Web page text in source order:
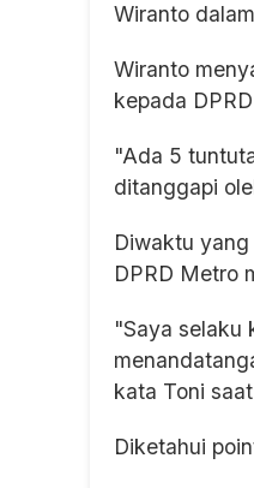
Wiranto
Wiranto
kepada
"Ada 5
ditanggapi
Diwaktu
DPRD Metro
"Saya selaku
kata Toni
Diketahui